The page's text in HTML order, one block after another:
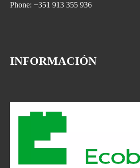
Phone: +351 913 355 936
INFORMACIÓN